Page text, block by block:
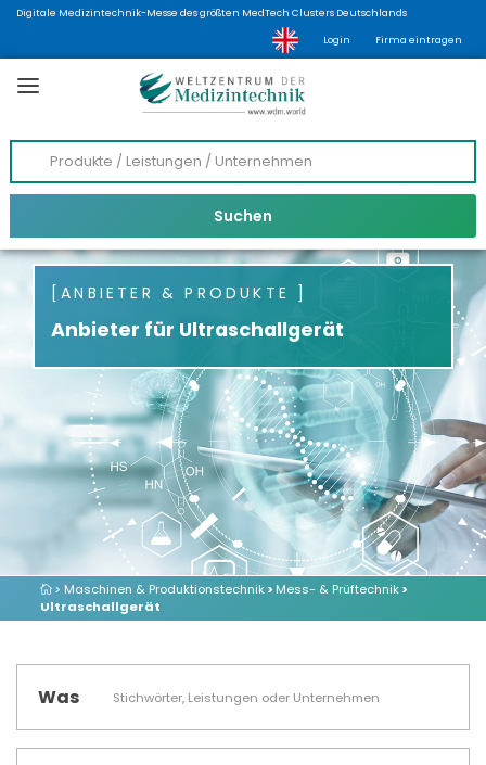
Digitale Medizintechnik-Messe des größten MedTech Clusters Deutschlands
Login Firma eintragen
ANBIETER & PRODUKTE
Anbieter für Ultraschallgerät
> Maschinen & Produktionstechnik>Mess- & Prüftechnik>
Ultraschallgerät
Was